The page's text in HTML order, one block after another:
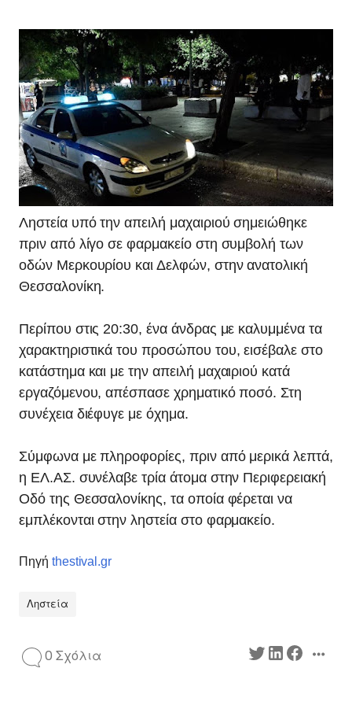
Ληστεία υπό την απειλή μαχαιριού σημειώθηκε
πριν από λίγο σε φαρμακείο στη συμβολή των
οδών Μερκουρίου και Δελφών, στην ανατολική
Θεσσαλονίκη.
Περίπου στις 20:30, ένα άνδρας με καλυμμένα τα
χαρακτηριστικά του προσώπου του, εισέβαλε στο
κατάστημα και με την απειλή μαχαιριού κατά
εργαζόμενου, απέσπασε χρηματικό ποσό. Στη
συνέχεια διέφυγε με όχημα.
Σύμφωνα με πληροφορίες, πριν από μερικά λεπτά,
η ΕΛ.ΑΣ. συνέλαβε τρία άτομα στην Περιφερειακή
Οδό της Θεσσαλονίκης, τα οποία φέρεται να
εμπλέκονται στην ληστεία στο φαρμακείο.
Πηγή thestival.gr
Ληστεία
0 Σχόλια